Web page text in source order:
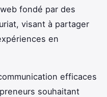
fondé par des
visant à partager
en
efficaces
souhaitant